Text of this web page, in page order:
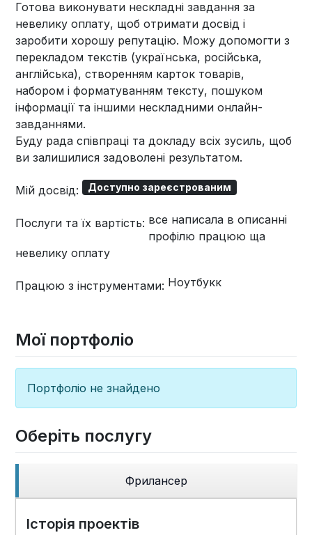
Готова виконувати нескладні завдання за
невелику оплату, щоб отримати досвід і
заробити хорошу репутацію. Можу допомогти з
перекладом текстів (українська, російська,
англійська), створенням карток товарів,
набором і форматуванням тексту, пошуком
інформації та іншими нескладними онлайн-
завданнями.
Буду рада співпраці та докладу всіх зусиль, щоб
ви залишилися задоволені результатом.
Мій досвід: Доступно зареєстрованим
Послуги та їх вартість: все написала в описанні
профілю працюю ща
невелику оплату
Працюю з інструментами: Ноутбукк
Мої портфоліо
Портфоліо не знайдено
Оберіть послугу
Фрилансер
Історія проектів